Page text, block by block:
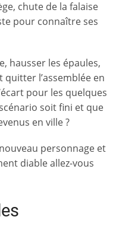
chute de la falaise
pour connaître ses
hausser les épaules,
quitter l’assemblée en
pour les quelques
soit fini et que
en ville ?
personnage et
diable allez-vous